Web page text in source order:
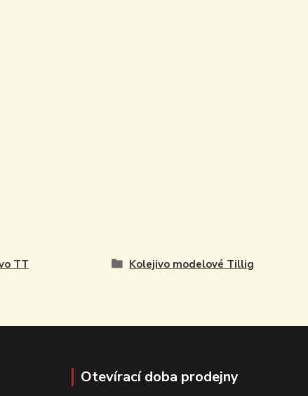
TT Kolejivo modelové Tillig
Otevírací doba prodejny